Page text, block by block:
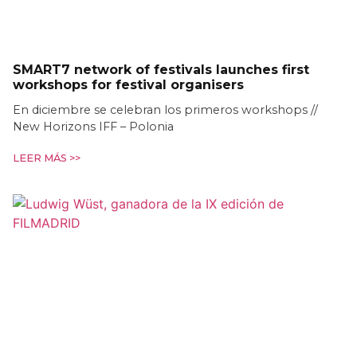
SMART7 network of festivals launches first
workshops for festival organisers
En diciembre se celebran los primeros workshops //
New Horizons IFF – Polonia
LEER MÁS >>